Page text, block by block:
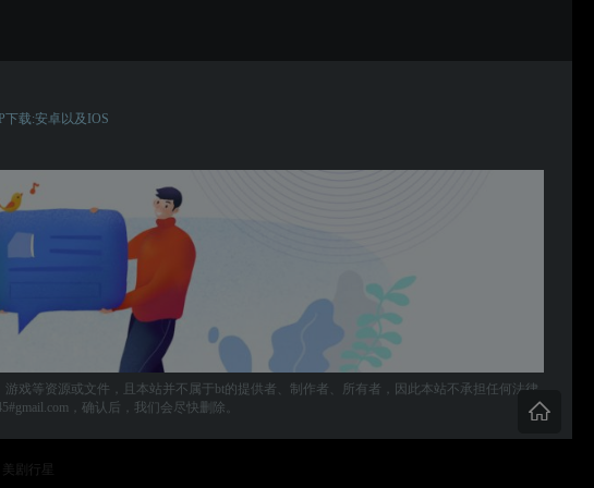
下载:安卓以及IOS
戏等资源或文件，且本站并不属于bt的提供者、制作者、所有者，因此本站不承担任何法律
，确认后，我们会尽快删除。
美剧行星